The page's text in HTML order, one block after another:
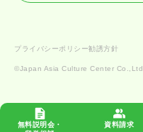
無料説明会・
資料請求
プライバシーポリシー勧誘方針
©️Japan Asia Culture Center Co.,Ltd